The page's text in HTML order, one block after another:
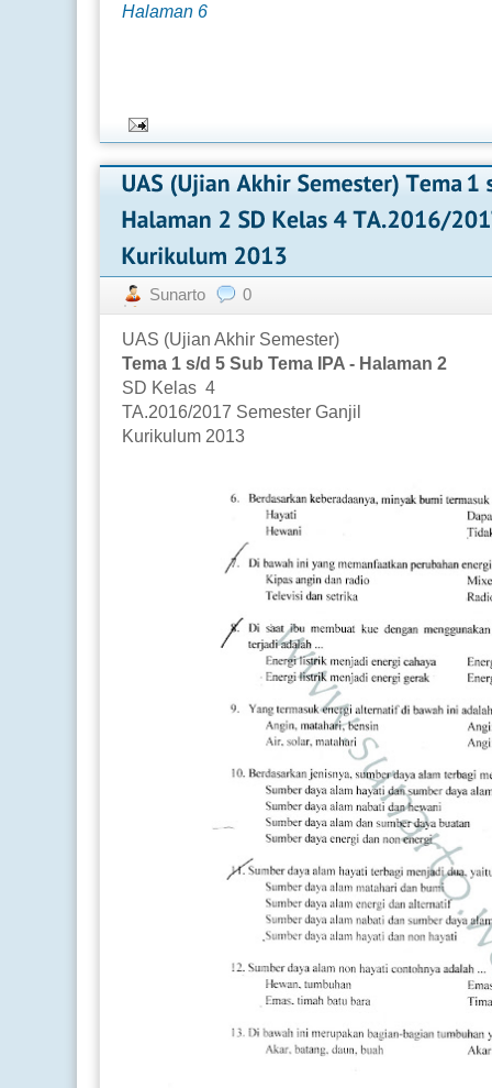
Halaman 6
Sunarto 0
UAS (Ujian Akhir Semester)
Tema 1 s/d 5 Sub Tema IPA - Halaman 2
SD Kelas 4
TA.2016/2017 Semester Ganjil
Kurikulum 2013